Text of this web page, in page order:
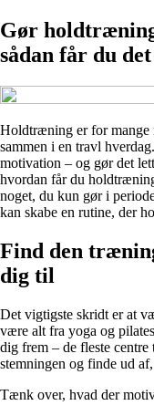
Gør
sådan får du
Holdtræning er for mange
sammen i en travl
motivation – og gør det
hvordan får du
noget, du kun gør i
kan skabe en rutine, der
Find den
dig til
Det vigtigste skridt er at
være alt fra yoga og
dig frem – de fleste
stemningen og finde ud
Tænk over, hvad der